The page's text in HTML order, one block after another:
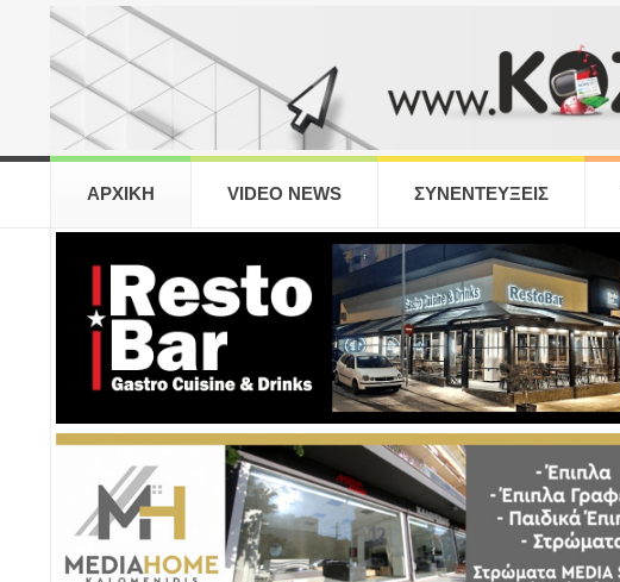
ΑΡΧΙΚΗ VIDEO NEWS ΣΥΝΕΝΤΕΥΞΕΙΣ